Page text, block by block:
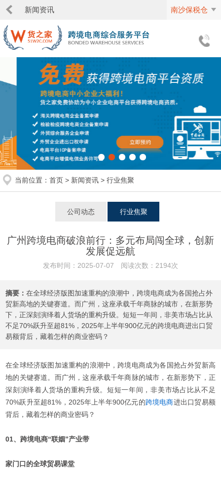
新闻资讯 南沙保税仓
当前位置： 首页 > 新闻资讯 > 行业焦聚
公司动态 行业焦聚
广州跨境电商破浪前行：多元布局闯全球，创新
发展促远航
发布时间：2025-07-07 阅读次数：2194次
摘要：在全球经济版图加速重构的浪潮中，跨境电商成为各国抢占外
贸新高地的关键赛道。而广州，这座承载千年商脉的城市，在新形势
下，正深刻演绎着人货场的重构升级。短短一年间，非美市场占比从
不足70%跃升至超81%，2025年上半年900亿元的跨境电商进出口贸
易额背后，藏着怎样的商业密码？
在全球经济版图加速重构的浪潮中，跨境电商成为各国抢占外贸新高
地的关键赛道。而广州，这座承载千年商脉的城市，在新形势下，正
深刻演绎着人货场的重构升级。短短一年间，非美市场占比从不足
70%跃升至超81%，2025年上半年900亿元的跨境电商进出口贸易额
背后，藏着怎样的商业密码？
01、跨境电商“联姻”产业带
家门口的全球贸易课堂